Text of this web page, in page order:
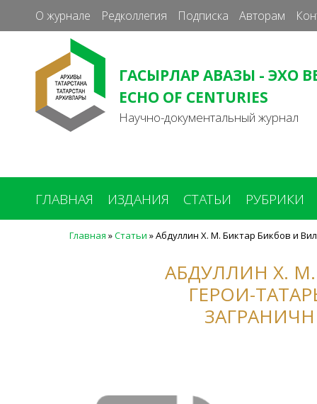
О журнале Редколлегия Подписка Авторам
ГАСЫРЛАР АВАЗЫ - ЭХО
ECHO OF CENTURIES
Научно-документальный журнал
ГЛАВНАЯ ИЗДАНИЯ СТАТЬИ РУБРИКИ
Главная »Статьи »Абдуллин Х. М. Биктар Бикбов и
АБДУЛЛИН Х.
ГЕРОИ-